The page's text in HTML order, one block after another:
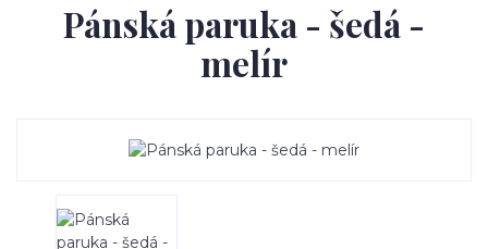
Pánská paruka - šedá -
melír